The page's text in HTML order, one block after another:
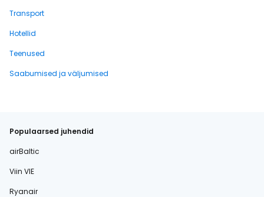
Transport
Hotellid
Teenused
Saabumised ja väljumised
Populaarsed juhendid
airBaltic
Viin VIE
Ryanair